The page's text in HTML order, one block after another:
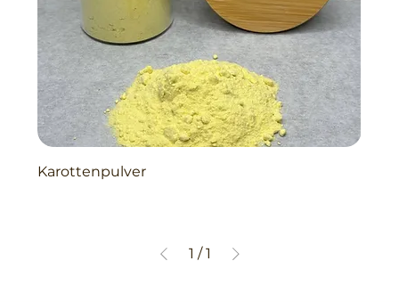
Karottenpulver
1 / 1